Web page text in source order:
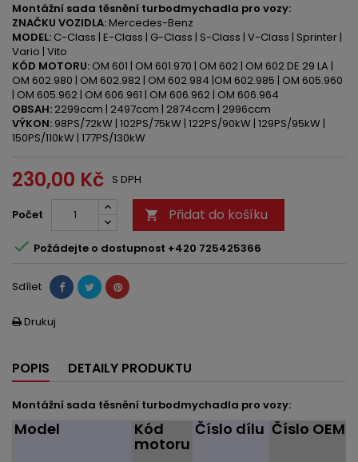
Montážní sada těsnění turbodmychadla pro vozy:
ZNAČKU VOZIDLA:Mercedes-Benz
MODEL: C-Class | E-Class | G-Class | S-Class | V-Class | Sprinter |
Vario | Vito
KÓD MOTORU: OM 601 | OM 601.970 | OM 602 | OM 602 DE 29 LA |
OM 602.980 | OM 602.982 | OM 602.984 |OM 602.985 | OM 605.960
| OM 605.962 | OM 606.961 | OM 606.962 | OM 606.964
OBSAH: 2299ccm | 2497ccm | 2874ccm | 2996ccm
VÝKON: 98PS/72kW | 102PS/75kW | 122PS/90kW | 129PS/95kW |
150PS/110kW | 177PS/130kW
230,00 Kč S DPH
Počet  Přidat do košíku
 Požádejte o dostupnost +420 725425366
Sdílet
 Drukuj
POPIS DETAILY PRODUKTU
Montážní sada těsnění turbodmychadla pro vozy:
Model Kód
motoru
Číslo dílu Číslo OEM